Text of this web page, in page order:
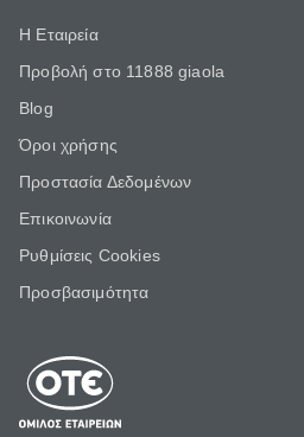
Η Εταιρεία
Προβολή στο 11888 giaola
Blog
Όροι χρήσης
Προστασία Δεδομένων
Επικοινωνία
Ρυθμίσεις Cookies
Προσβασιμότητα